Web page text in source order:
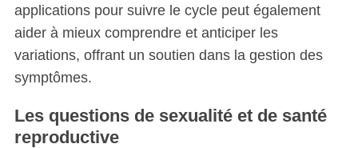
applications pour suivre le cycle peut également
aider à mieux comprendre et anticiper les
variations, offrant un soutien dans la gestion des
symptômes.
Les questions de sexualité et de santé
reproductive